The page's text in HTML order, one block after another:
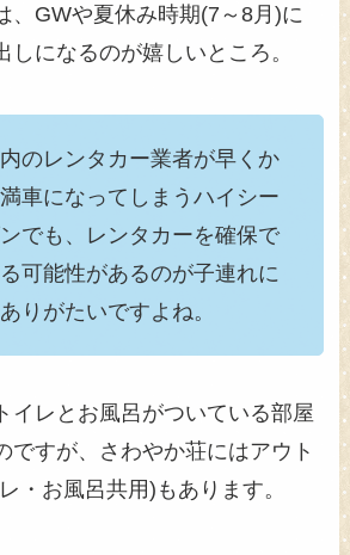
、GWや夏休み時期(7～8月)に
しになるのが嬉しいところ。
のレンタカー業者が早くか
車になってしまうハイシー
でも、レンタカーを確保で
可能性があるのが子連れに
りがたいですよね。
イレとお風呂がついている部屋
ですが、さわやか荘にはアウト
・お風呂共用)もあります。